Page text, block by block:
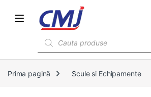
Prima pagină Scule si Echipamente